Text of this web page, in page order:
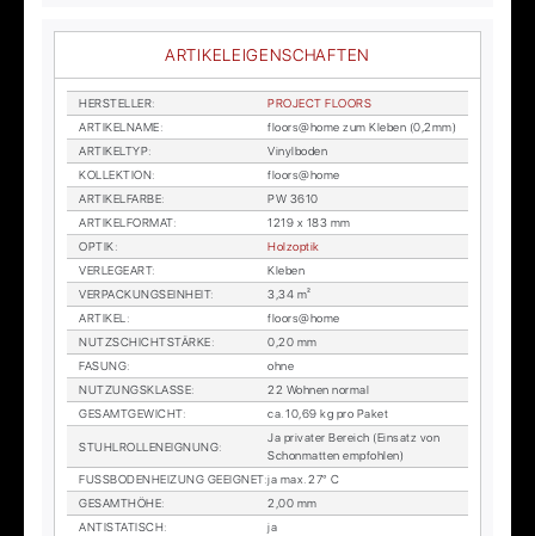
ARTIKELEIGENSCHAFTEN
HER­STEL­LER:
PRO­JECT FLOORS
AR­TI­KEL­NA­ME:
floors@home zum Kle­ben (0,2mm)
AR­TI­KEL­TYP:
Vi­nyl­bo­den
KOL­LEK­TI­ON:
floors@home
AR­TI­KEL­FAR­BE:
PW 3610
AR­TI­KEL­FOR­MAT:
1219 x 183 mm
OP­TIK:
Holz­op­tik
VER­LE­GE­ART:
Kle­ben
VER­PA­CKUNGS­EIN­HEIT:
3,34 m²
AR­TI­KEL:
floors@home
NUTZ­SCHICHT­STÄR­KE:
0,20 mm
FA­SUNG:
ohne
NUT­ZUNGS­KLAS­SE:
22 Woh­nen nor­mal
GE­SAMT­GE­WICHT: ca. 10,69 kg pro Pa­ket
STUHL­ROL­LEN­EIG­NUNG:
Ja pri­va­ter Be­reich (Ein­satz von
Schon­mat­ten emp­foh­len)
FUSS­BO­DEN­HEI­ZUNG GE­EIG­NET:ja max. 27° C
GE­SAMT­HÖ­HE:
2,00 mm
AN­TI­STA­TISCH:
ja